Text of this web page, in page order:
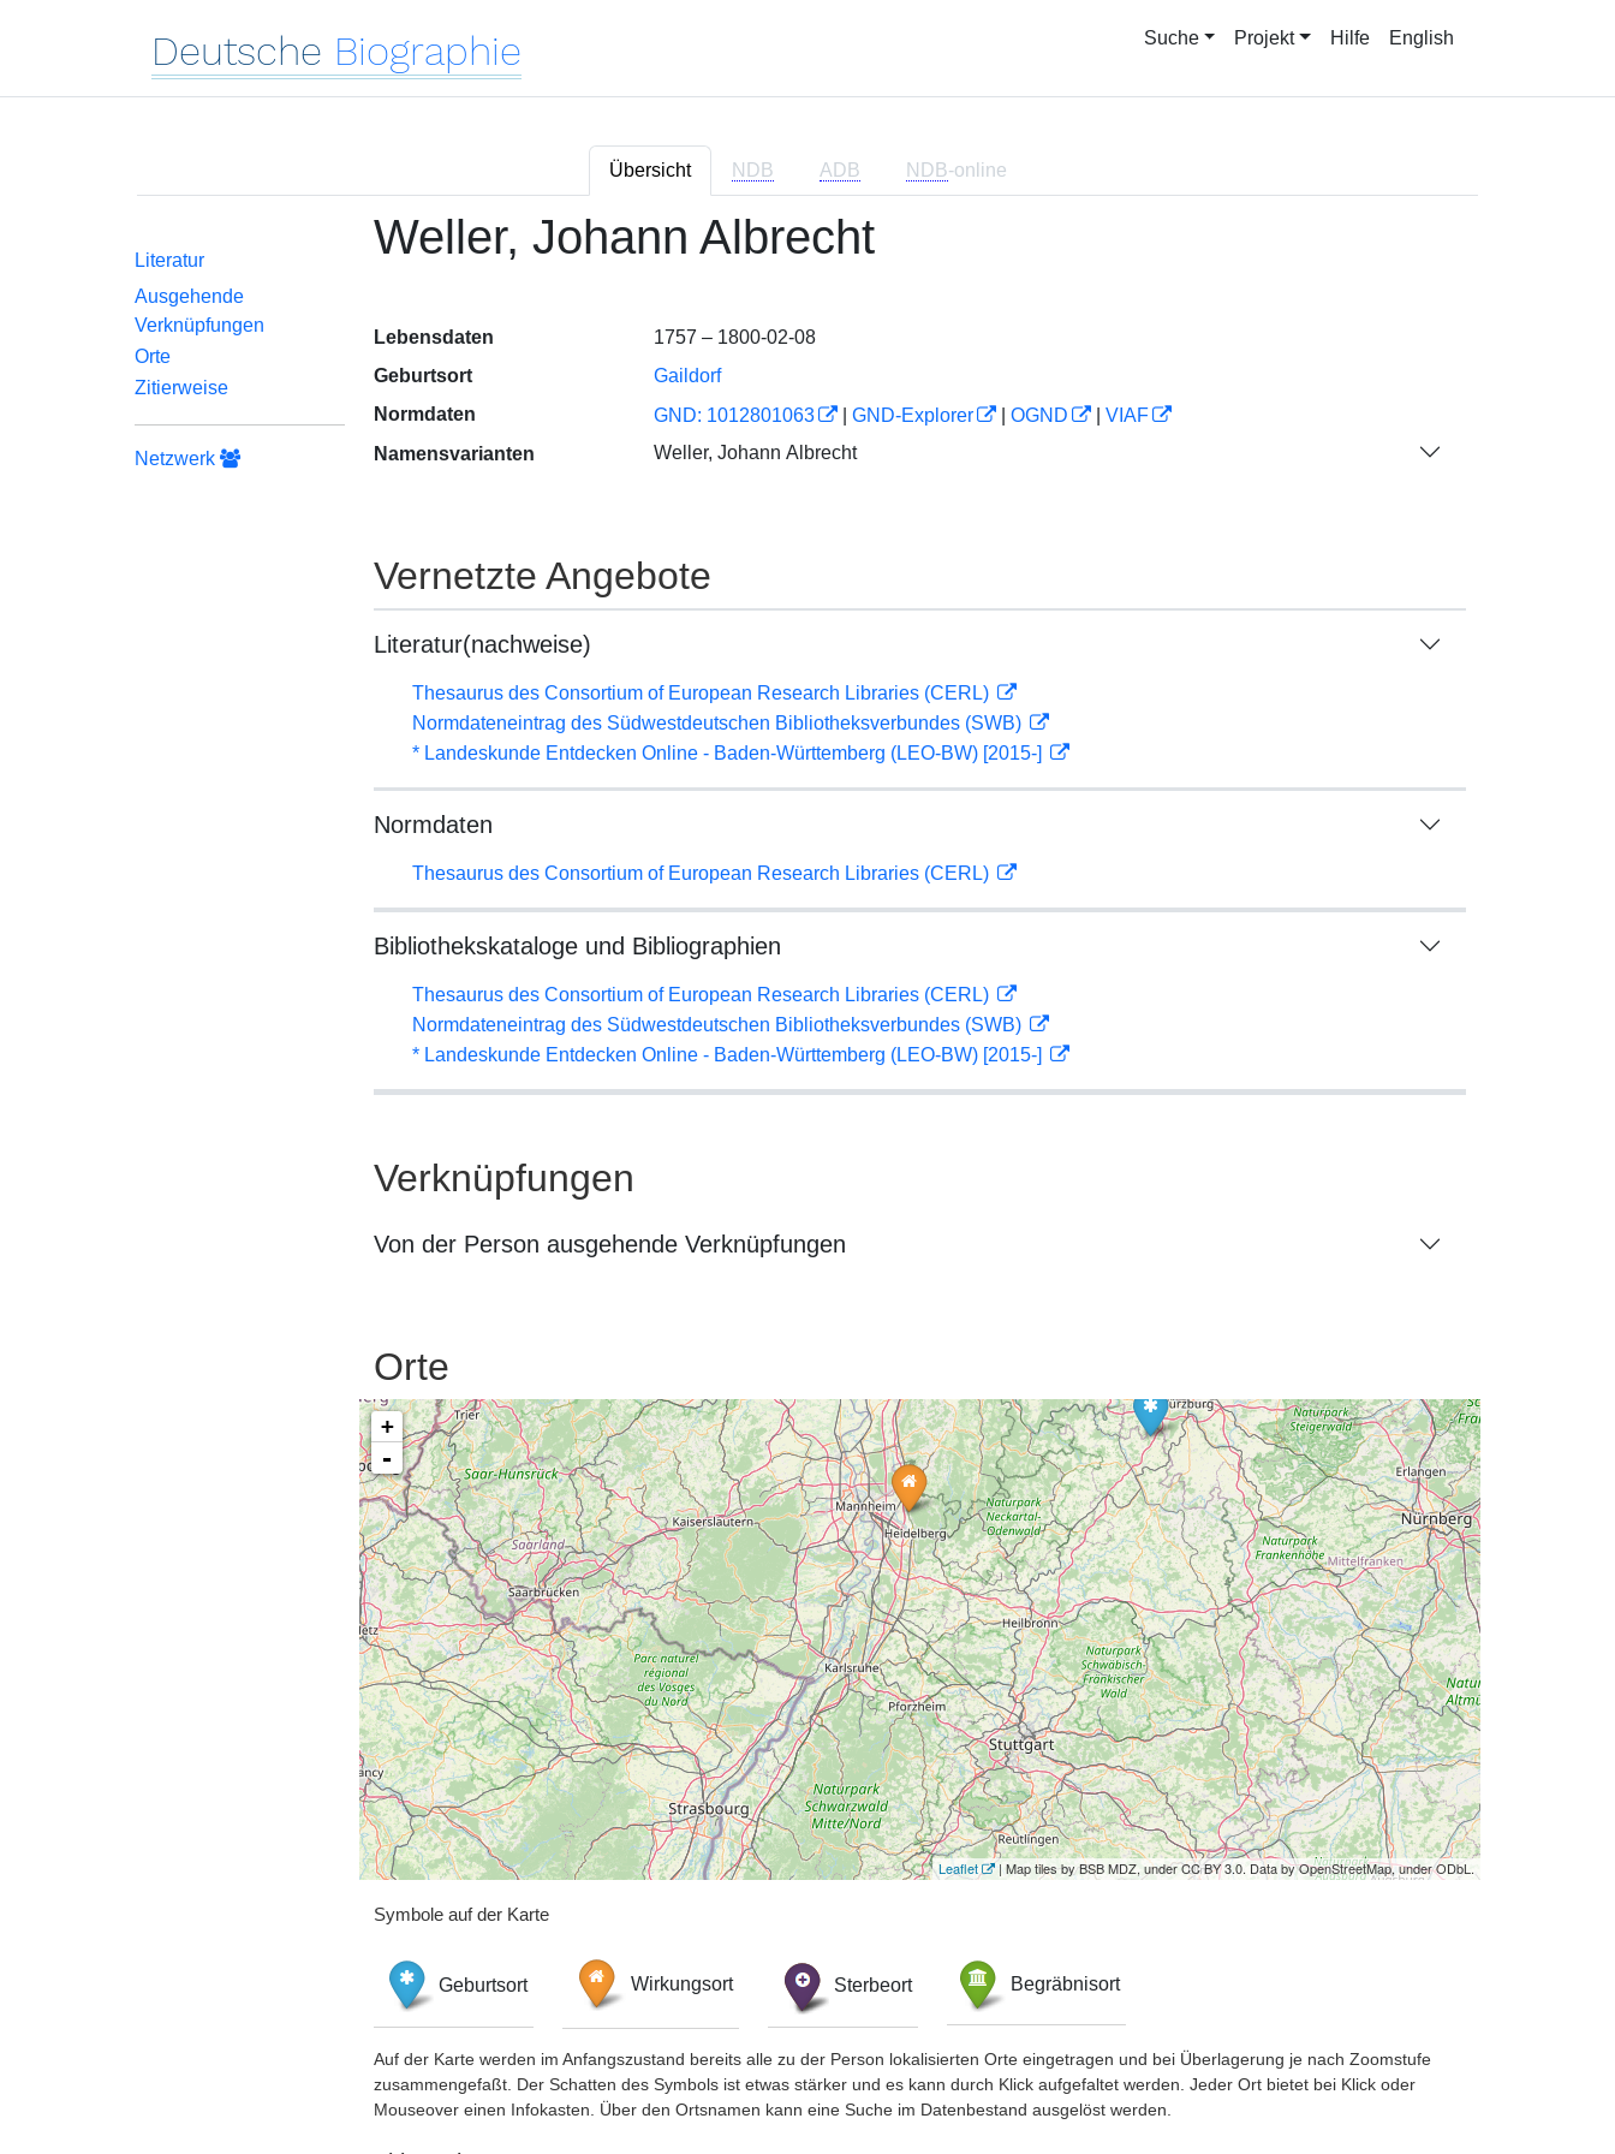
Deutsche Biographie Suche Projekt Hilfe English
Übersicht NDB ADB NDB-online
Literatur
Ausgehende
Verknüpfungen
Orte
Zitierweise
Netzwerk
Weller, Johann Albrecht
Lebensdaten
1757 – 1800-02-08
Geburtsort
Gaildorf
Normdaten
GND: 1012801063 GND-Explorer OGND
VIAF
Namensvarianten
Weller, Johann Albrecht
Vernetzte Angebote
Literatur(nachweise)
Thesaurus des Consortium of European Research Libraries (CERL)
Normdateneintrag des Südwestdeutschen Bibliotheksverbundes (SWB)
* Landeskunde Entdecken Online - Baden-Württemberg (LEO-BW) [2015-]
Normdaten
Thesaurus des Consortium of European Research Libraries (CERL)
Bibliothekskataloge und Bibliographien
Thesaurus des Consortium of European Research Libraries (CERL)
Normdateneintrag des Südwestdeutschen Bibliotheksverbundes (SWB)
* Landeskunde Entdecken Online - Baden-Württemberg (LEO-BW) [2015-]
Verknüpfungen
Von der Person ausgehende Verknüpfungen
Orte
+
-
Leaflet | Map tiles by BSB MDZ, under CC BY 3.0. Data by OpenStreetMap, under ODbL.
Symbole auf der Karte
Geburtsort Wirkungsort Sterbeort Begräbnisort
Auf der Karte werden im Anfangszustand bereits alle zu der Person lokalisierten Orte eingetragen und bei Überlagerung je nach Zoomstufe
zusammengefaßt. Der Schatten des Symbols ist etwas stärker und es kann durch Klick aufgefaltet werden. Jeder Ort bietet bei Klick oder
Mouseover einen Infokasten. Über den Ortsnamen kann eine Suche im Datenbestand ausgelöst werden.